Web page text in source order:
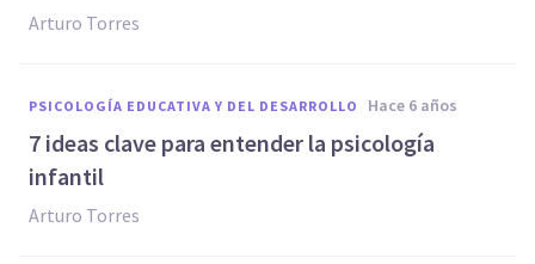
Arturo Torres
PSICOLOGÍA EDUCATIVA Y DEL DESARROLLO hace 6 años
7 ideas clave para entender la psicología
infantil
Arturo Torres